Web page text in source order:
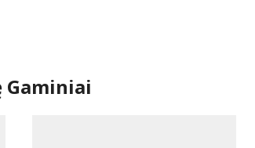
Gaminiai